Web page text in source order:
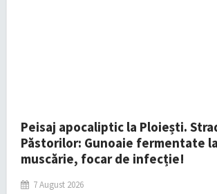
Peisaj apocaliptic la Ploiești.
Păstorilor: Gunoaie fermentate
muscărie, focar de infecție!
7 August 2026